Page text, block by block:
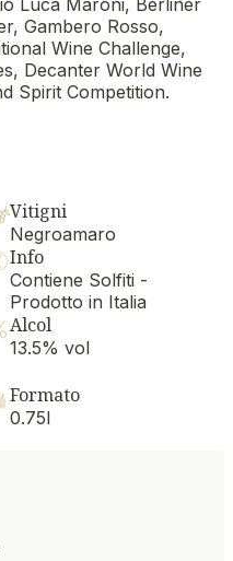
Luca Maroni, Berliner
Gambero Rosso,
Wine Challenge,
Decanter World Wine
Spirit Competition.
Vitigni
Negroamaro
Info
Contiene Solfiti -
Prodotto in Italia
Alcol
13.5% vol
Formato
0.75l